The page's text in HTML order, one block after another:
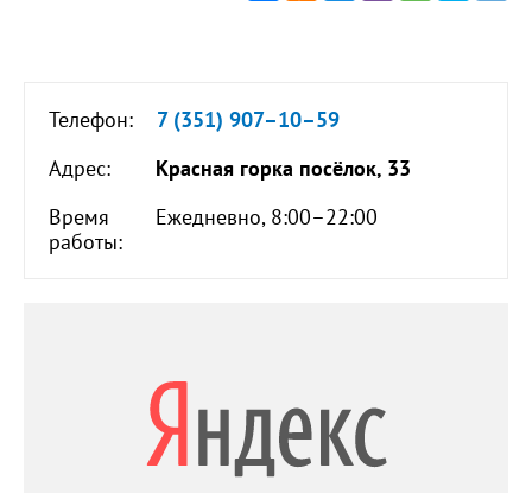
Телефон:
7 (351) 907–10–59
Адрес:
Красная горка посёлок, 33
Время
работы:
Ежедневно, 8:00–22:00